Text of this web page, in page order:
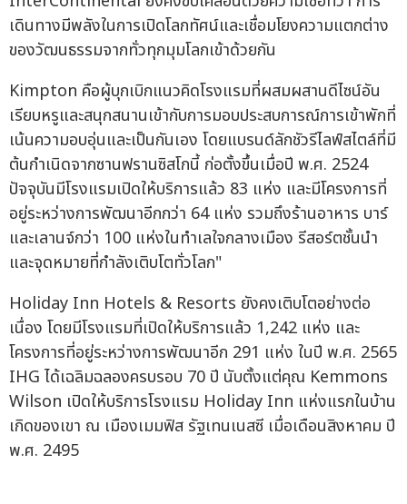
เดินทางมีพลังในการเปิดโลกทัศน์และเชื่อมโยงความแตกต่าง
ของวัฒนธรรมจากทั่วทุกมุมโลกเข้าด้วยกัน
Kimpton คือผู้บุกเบิกแนวคิดโรงแรมที่ผสมผสานดีไซน์อัน
เรียบหรูและสนุกสนานเข้ากับการมอบประสบการณ์การเข้าพักที่
เน้นความอบอุ่นและเป็นกันเอง โดยแบรนด์ลักชัวรีไลฟ์สไตล์ที่มี
ต้นกำเนิดจากซานฟรานซิสโกนี้ ก่อตั้งขึ้นเมื่อปี พ.ศ. 2524
ปัจจุบันมีโรงแรมเปิดให้บริการแล้ว 83 แห่ง และมีโครงการที่
อยู่ระหว่างการพัฒนาอีกกว่า 64 แห่ง รวมถึงร้านอาหาร บาร์
และเลานจ์กว่า 100 แห่งในทำเลใจกลางเมือง รีสอร์ตชั้นนำ
และจุดหมายที่กำลังเติบโตทั่วโลก"
Holiday Inn Hotels & Resorts ยังคงเติบโตอย่างต่อ
เนื่อง โดยมีโรงแรมที่เปิดให้บริการแล้ว 1,242 แห่ง และ
โครงการที่อยู่ระหว่างการพัฒนาอีก 291 แห่ง ในปี พ.ศ. 2565
IHG ได้เฉลิมฉลองครบรอบ 70 ปี นับตั้งแต่คุณ Kemmons
Wilson เปิดให้บริการโรงแรม Holiday Inn แห่งแรกในบ้าน
เกิดของเขา ณ เมืองเมมฟิส รัฐเทนเนสซี เมื่อเดือนสิงหาคม ปี
พ.ศ. 2495